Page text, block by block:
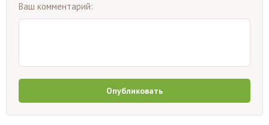
Ваш комментарий:
Опубликовать